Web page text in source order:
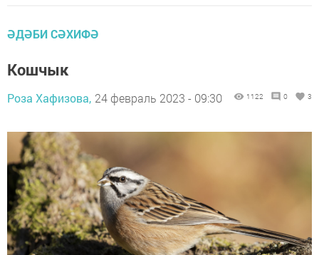
ӘДӘБИ СӘХИФӘ
Кошчык
Роза Хафизова, 24 февраль 2023 - 09:30 1122 0 3